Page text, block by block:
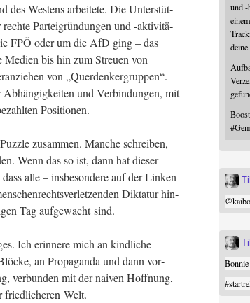
des Wes­tens arbei­te­te. Die Unter­stüt­
Par­tei­grün­dun­gen und ‑akti­vi­tä­
FPÖ oder um die AfD ging – das
bis hin zum Streu­en von
von „Quer­den­k­er­grup­pen“.
und Ver­bin­dun­gen, mit
Positionen.
zusam­men. Man­che schrei­ben,
Wenn das so ist, dann hat die­ser
alle – ins­be­son­de­re auf der Lin­ken
Dik­ta­tur hin­
Tag auf­ge­wacht sind.
Ich erin­ne­re mich an kind­li­che
an Pro­pa­gan­da und dann vor­
ver­bun­den mit der nai­ven Hoff­nung,
fried­li­che­ren Welt.
und -
#
@
#